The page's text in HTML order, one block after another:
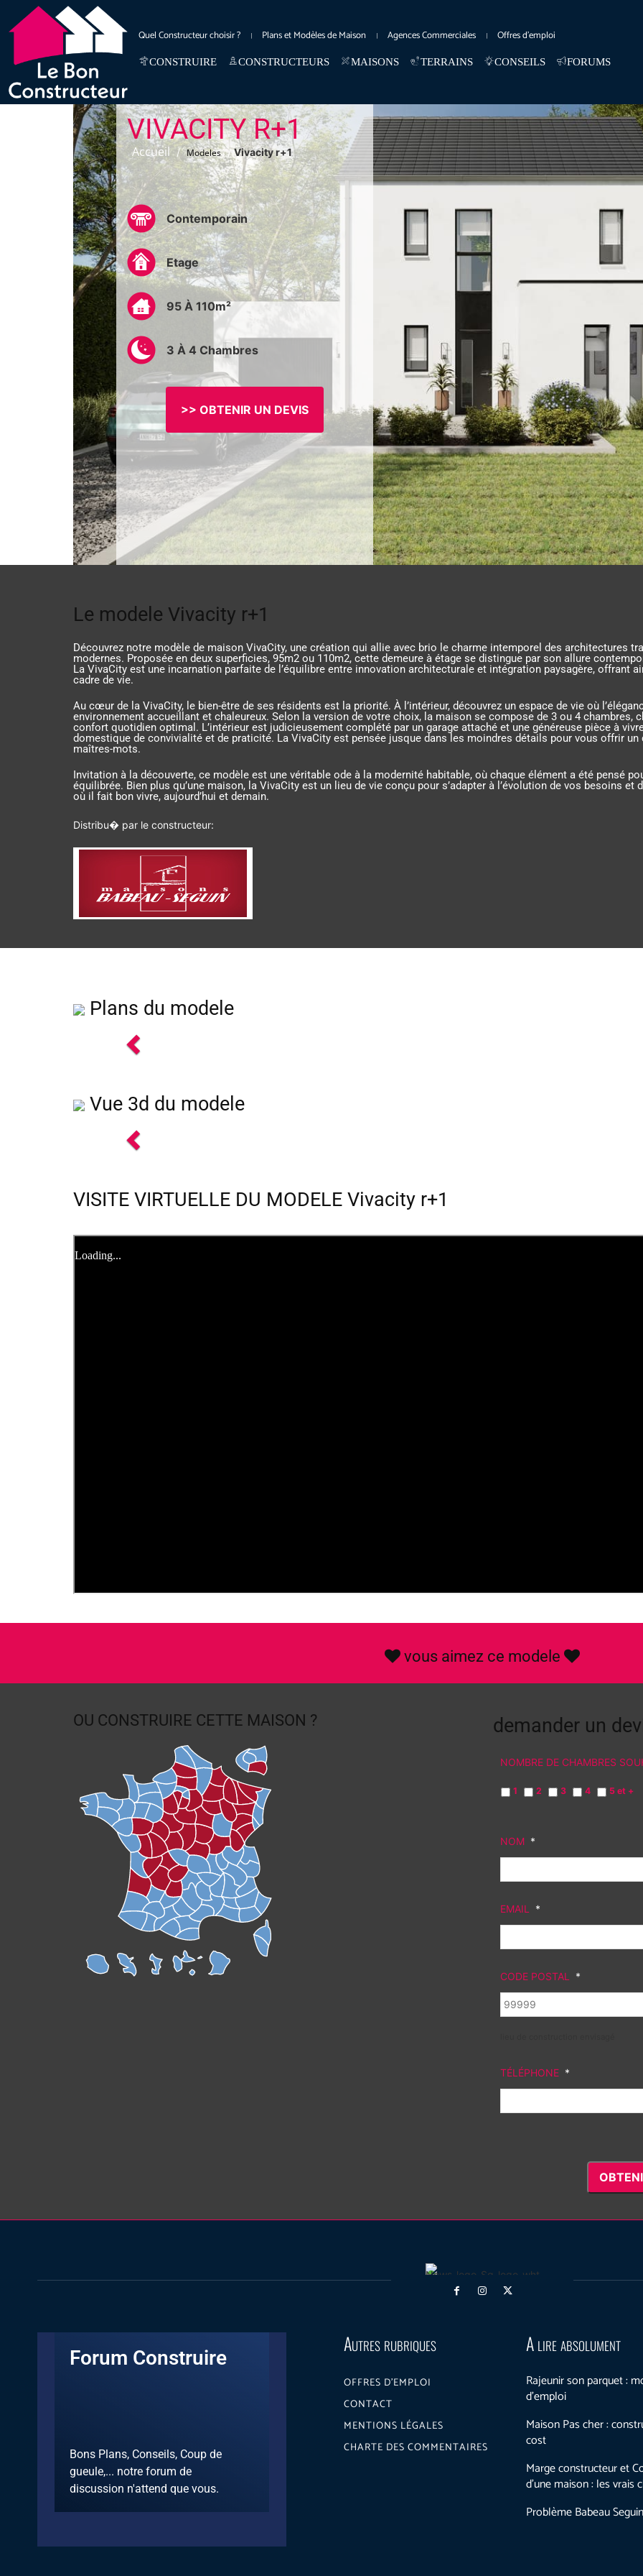
Quel Constructeur choisir ? Plans et Modèles de Maison Agences Commerciales Offres d’emploi
CONSTRUIRE CONSTRUCTEURS MAISONS TERRAINS CONSEILS FORUMS
VIVACITY R+1
Accueil / Modeles / Vivacity r+1
Contemporain
Etage
95 À 110m²
3 À 4 Chambres
>> OBTENIR UN DEVIS
Le modele Vivacity r+1
Découvrez notre modèle de maison VivaCity, une création qui allie avec brio le charme intemporel des architectures
modernes. Proposée en deux superficies, 95m2 ou 110m2, cette demeure à étage se distingue par son allure
La VivaCity est une incarnation parfaite de l’équilibre entre innovation architecturale et intégration paysagère, offrant
cadre de vie.
Au cœur de la VivaCity, le bien-être de ses résidents est la priorité. À l’intérieur, découvrez un espace de vie où
environnement accueillant et chaleureux. Selon la version de votre choix, la maison se compose de 3 ou 4 chambres,
confort quotidien optimal. L’intérieur est judicieusement complété par un garage attaché et une généreuse pièce à
domestique de convivialité et de praticité. La VivaCity est pensée jusque dans les moindres détails pour vous offrir
maîtres-mots.
Invitation à la découverte, ce modèle est une véritable ode à la modernité habitable, où chaque élément a été pensé
équilibrée. Bien plus qu’une maison, la VivaCity est un lieu de vie conçu pour s’adapter à l’évolution de vos besoins
où il fait bon vivre, aujourd’hui et demain.
Distribu� par le constructeur:
Plans du modele
Previous
Vue 3d du modele
Previous
VISITE VIRTUELLE DU MODELE Vivacity r+1
vous aimez ce modele
OU CONSTRUIRE CETTE MAISON ? demander un
NOMBRE DE CHAMBRES
1 2 3 4 5 et +
NOM *
EMAIL *
CODE POSTAL *
TÉLÉPHONE *
Forum Construire
Bons Plans, Conseils, Coup de
gueule,... notre forum de
discussion n'attend que vous.
Autres rubriques
OFFRES D’EMPLOI
CONTACT
MENTIONS LÉGALES
CHARTE DES COMMENTAIRES
A lire absolument
Rajeunir son parquet :
d’emploi
Maison Pas cher :
cost
Marge constructeur et
d’une maison : les vrais
Problème Babeau Seguin